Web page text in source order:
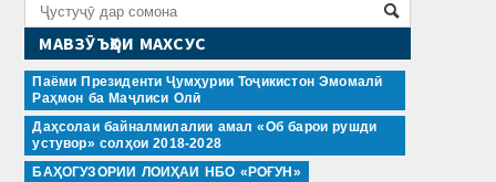
МАВЗӮЪҲОИ МАХСУС
Паёми Президенти Ҷумҳурии Тоҷикистон Эмомалӣ
Раҳмон ба Маҷлиси Олӣ
Даҳсолаи байналмилалии амал «Об барои рушди
устувор» солҳои 2018-2028
БАҲОГУЗОРИИ ЛОИҲАИ НБО «РОҒУН»